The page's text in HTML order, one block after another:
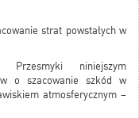
strat powstałych w
Przesmyki niniejszym
o szacowanie szkód w
atmosferycznym –